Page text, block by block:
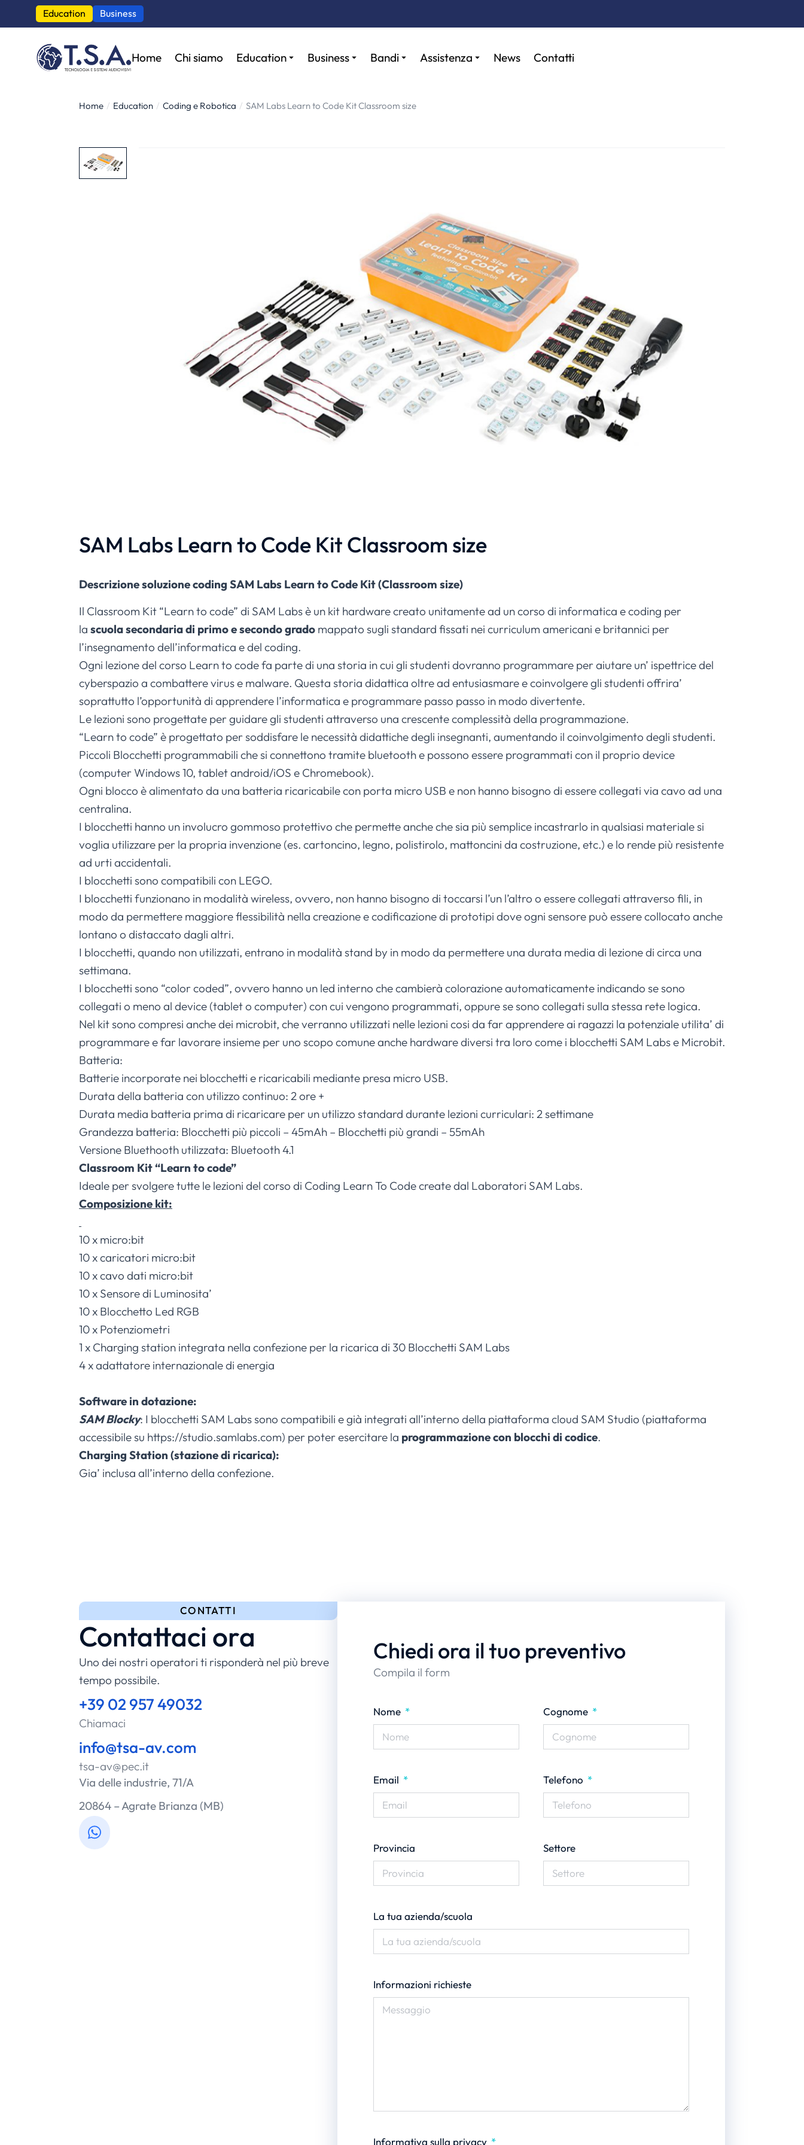
Education Business
Home Chi siamo Education Business Bandi Assistenza News Contatti
Tu sei qui:
Home Education Coding e Robotica SAM Labs Learn to Code Kit Classroom size
SAM Labs Learn to Code Kit Classroom size
Descrizione soluzione coding SAM Labs Learn to Code Kit (Classroom size)
Il Classroom Kit “Learn to code” di SAM Labs è un kit hardware creato unitamente ad un corso di informatica e coding per
la scuola secondaria di primo e secondo grado mappato sugli standard fissati nei curriculum americani e britannici per
l’insegnamento dell’informatica e del coding.
Ogni lezione del corso Learn to code fa parte di una storia in cui gli studenti dovranno programmare per aiutare un’ ispettrice del
cyberspazio a combattere virus e malware. Questa storia didattica oltre ad entusiasmare e coinvolgere gli studenti offrira’
soprattutto l’opportunità di apprendere l’informatica e programmare passo passo in modo divertente.
Le lezioni sono progettate per guidare gli studenti attraverso una crescente complessità della programmazione.
“Learn to code” è progettato per soddisfare le necessità didattiche degli insegnanti, aumentando il coinvolgimento degli studenti.
Piccoli Blocchetti programmabili che si connettono tramite bluetooth e possono essere programmati con il proprio device
(computer Windows 10, tablet android/iOS e Chromebook).
Ogni blocco è alimentato da una batteria ricaricabile con porta micro USB e non hanno bisogno di essere collegati via cavo ad una
centralina.
I blocchetti hanno un involucro gommoso protettivo che permette anche che sia più semplice incastrarlo in qualsiasi materiale si
voglia utilizzare per la propria invenzione (es. cartoncino, legno, polistirolo, mattoncini da costruzione, etc.) e lo rende più resistente
ad urti accidentali.
I blocchetti sono compatibili con LEGO.
I blocchetti funzionano in modalità wireless, ovvero, non hanno bisogno di toccarsi l’un l’altro o essere collegati attraverso fili, in
modo da permettere maggiore flessibilità nella creazione e codificazione di prototipi dove ogni sensore può essere collocato anche
lontano o distaccato dagli altri.
I blocchetti, quando non utilizzati, entrano in modalità stand by in modo da permettere una durata media di lezione di circa una
settimana.
I blocchetti sono “color coded”, ovvero hanno un led interno che cambierà colorazione automaticamente indicando se sono
collegati o meno al device (tablet o computer) con cui vengono programmati, oppure se sono collegati sulla stessa rete logica.
Nel kit sono compresi anche dei microbit, che verranno utilizzati nelle lezioni cosi da far apprendere ai ragazzi la potenziale utilita’ di
programmare e far lavorare insieme per uno scopo comune anche hardware diversi tra loro come i blocchetti SAM Labs e Microbit.
Batteria:
Batterie incorporate nei blocchetti e ricaricabili mediante presa micro USB.
Durata della batteria con utilizzo continuo: 2 ore +
Durata media batteria prima di ricaricare per un utilizzo standard durante lezioni curriculari: 2 settimane
Grandezza batteria: Blocchetti più piccoli – 45mAh – Blocchetti più grandi – 55mAh
Versione Bluethooth utilizzata: Bluetooth 4.1
Classroom Kit “Learn to code”
Ideale per svolgere tutte le lezioni del corso di Coding Learn To Code create dal Laboratori SAM Labs.
Composizione kit:
10 x micro:bit
10 x caricatori micro:bit
10 x cavo dati micro:bit
10 x Sensore di Luminosita’
10 x Blocchetto Led RGB
10 x Potenziometri
1 x Charging station integrata nella confezione per la ricarica di 30 Blocchetti SAM Labs
4 x adattatore internazionale di energia
Software in dotazione:
SAM Blocky: I blocchetti SAM Labs sono compatibili e già integrati all’interno della piattaforma cloud SAM Studio (piattaforma
accessibile su https://studio.samlabs.com) per poter esercitare la programmazione con blocchi di codice.
Charging Station (stazione di ricarica):
Gia’ inclusa all’interno della confezione.
CONTATTI
Contattaci ora
Uno dei nostri operatori ti risponderà nel più breve
tempo possibile.
+39 02 957 49032
Chiamaci
info@tsa-av.com
tsa-av@pec.it
Via delle industrie, 71/A
20864 – Agrate Brianza (MB)
Chiedi ora il tuo preventivo
Compila il form
Nome Cognome
Email Telefono
Provincia Settore
La tua azienda/scuola
Informazioni richieste
Informativa sulla privacy